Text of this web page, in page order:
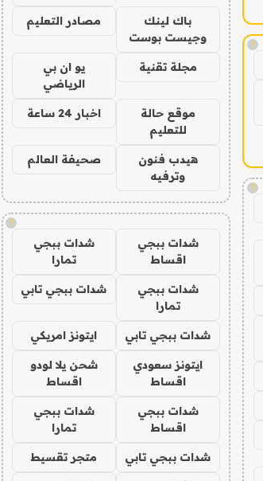
!
!
باك لينك
وجيست بوست
مصادر التعليم
مجلة تقنية
يو ان بي
الرياضي
موقع حالة
للتعليم
اخبار 24 ساعة
هيدب فنون
وترفيه
صحيفة العالم
!
شدات ببجي
اقساط
شدات ببجي
تمارا
شدات ببجي
تمارا
شدات ببجي تابي
شدات ببجي تابي ايتونز امريكي
ايتونز سعودي
اقساط
شحن يلا لودو
اقساط
شدات ببجي
اقساط
شدات ببجي
تمارا
شدات ببجي تابي متجر تقسيط